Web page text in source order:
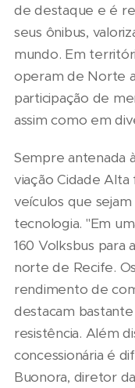
de destaque e é
seus ônibus,
mundo. Em
operam de Norte
participação de
assim como em
Sempre antenada
viação Cidade
veículos que
tecnologia. "Em
160 Volksbus
norte de Recife.
rendimento de
destacam
resistência. Além
concessionária é
Buonora, diretor